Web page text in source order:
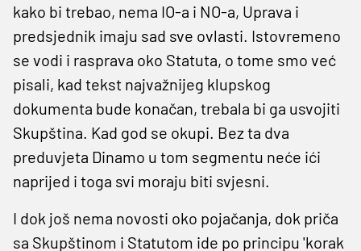
kako bi trebao, nema IO-a i NO-a, Uprava i
predsjednik imaju sad sve ovlasti. Istovremeno
se vodi i rasprava oko Statuta, o tome smo već
pisali, kad tekst najvažnijeg klupskog
dokumenta bude konačan, trebala bi ga usvojiti
Skupština. Kad god se okupi. Bez ta dva
preduvjeta Dinamo u tom segmentu neće ići
naprijed i toga svi moraju biti svjesni.
I dok još nema novosti oko pojačanja, dok priča
sa Skupštinom i Statutom ide po principu 'korak